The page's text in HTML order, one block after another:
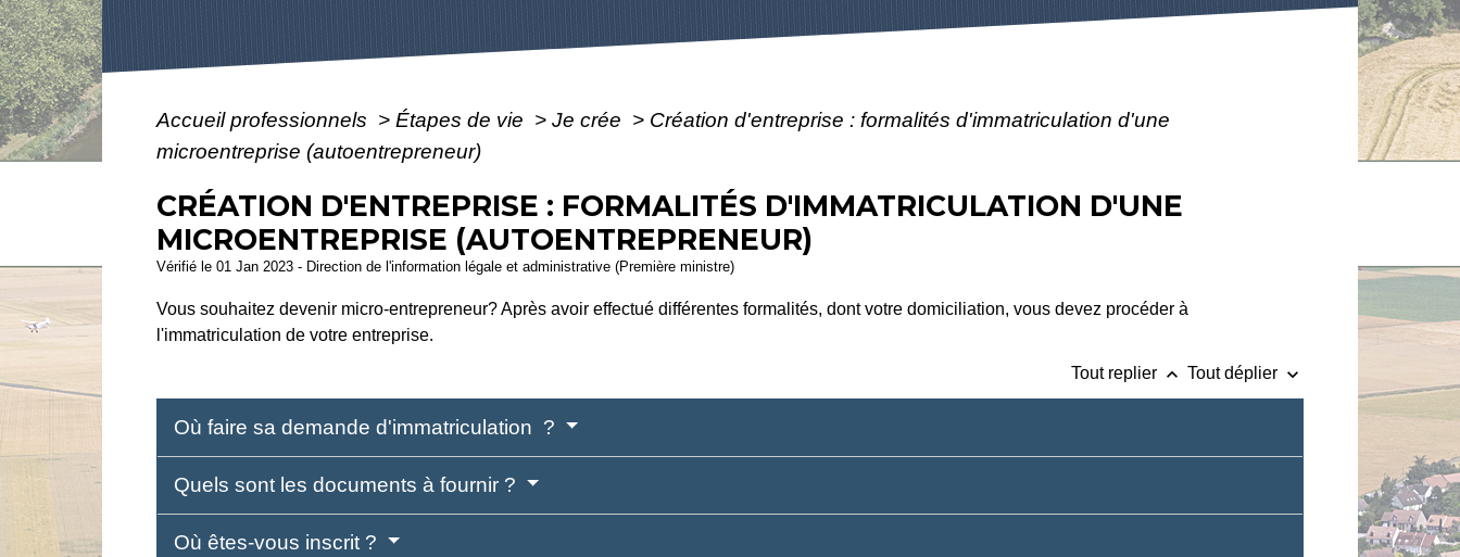
Accueil professionnels > Étapes de vie > Je crée > Création d'entreprise : formalités d'immatriculation d'une
microentreprise (autoentrepreneur)
CRÉATION D'ENTREPRISE : FORMALITÉS D'IMMATRICULATION D'UNE
MICROENTREPRISE (AUTOENTREPRENEUR)
Vérifié le 01 Jan 2023 - Direction de l'information légale et administrative (Première ministre)
Vous souhaitez devenir micro-entrepreneur? Après avoir effectué différentes formalités, dont votre domiciliation, vous devez procéder à
l'immatriculation de votre entreprise.
Tout replier keyboard_arrow_up Tout déplier keyboard_arrow_down
Où faire sa demande d'immatriculation ?
Quels sont les documents à fournir ?
Où êtes-vous inscrit ?